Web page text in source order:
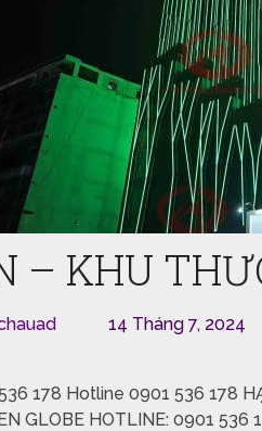
– KHU
14 Tháng 7, 2024
178 Hotline 0901 536 178
GLOBE HOTLINE: 0901 536